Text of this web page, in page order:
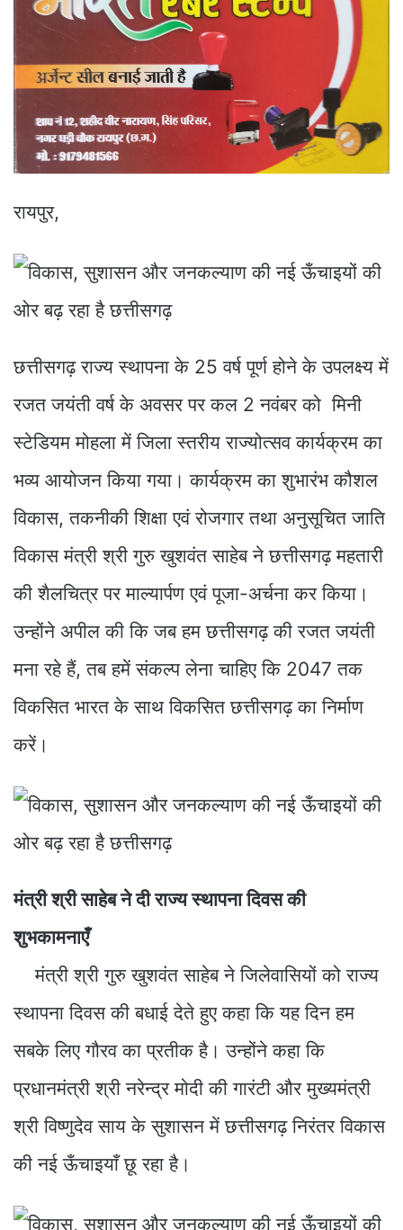
रायपुर,
छत्तीसगढ़ राज्य स्थापना के 25 वर्ष पूर्ण होने के उपलक्ष्य में
रजत जयंती वर्ष के अवसर पर कल 2 नवंबर को मिनी
स्टेडियम मोहला में जिला स्तरीय राज्योत्सव कार्यक्रम का
भव्य आयोजन किया गया। कार्यक्रम का शुभारंभ कौशल
विकास, तकनीकी शिक्षा एवं रोजगार तथा अनुसूचित जाति
विकास मंत्री श्री गुरु खुशवंत साहेब ने छत्तीसगढ़ महतारी
की शैलचित्र पर माल्यार्पण एवं पूजा-अर्चना कर किया।
उन्होंने अपील की कि जब हम छत्तीसगढ़ की रजत जयंती
मना रहे हैं, तब हमें संकल्प लेना चाहिए कि 2047 तक
विकसित भारत के साथ विकसित छत्तीसगढ़ का निर्माण
करें।
मंत्री श्री साहेब ने दी राज्य स्थापना दिवस की
शुभकामनाएँ
मंत्री श्री गुरु खुशवंत साहेब ने जिलेवासियों को राज्य
स्थापना दिवस की बधाई देते हुए कहा कि यह दिन हम
सबके लिए गौरव का प्रतीक है। उन्होंने कहा कि
प्रधानमंत्री श्री नरेन्द्र मोदी की गारंटी और मुख्यमंत्री
श्री विष्णुदेव साय के सुशासन में छत्तीसगढ़ निरंतर विकास
की नई ऊँचाइयाँ छू रहा है।